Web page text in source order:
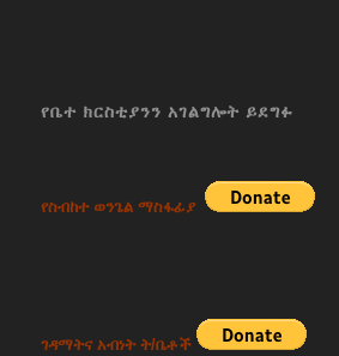
የቤተ ክርስቲያንን አገልግሎት ይደግፉ
የስብከተ ወንጌል ማስፋፊያ
ገዳማትና አብነት ት/ቤቶች